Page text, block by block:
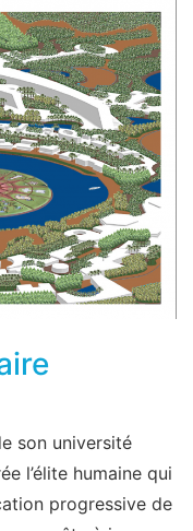
son université
l’élite humaine qui
progressive de